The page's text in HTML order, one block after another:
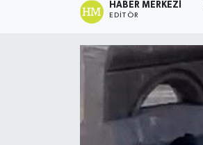
HABER MERKEZI
EDITÖR
Tokat Spor
Son Dakika Haberleri
Haber Arşivi